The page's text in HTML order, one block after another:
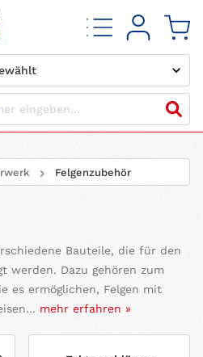
Felgenzubehör
Bauteile, die für den
werden. Dazu gehören zum
es ermöglichen, Felgen mit
mehr erfahren »